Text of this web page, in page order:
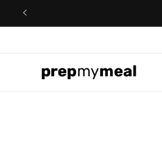
Ignorer et